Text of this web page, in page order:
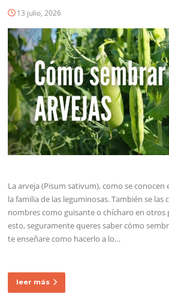
13 julio, 2026
La arveja (Pisum sativum), como se conocen
la familia de las leguminosas. También se
nombres como guisante o chícharo en otros
esto, seguramente queres saber cómo
te enseñare como hacerlo a lo…
leer más